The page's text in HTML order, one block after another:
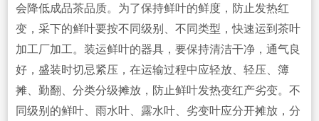
会降低成品茶品质。为了保持鲜叶的鲜度，防止发热红
变，采下的鲜叶要按不同级别、不同类型，快速运到茶叶
加工厂加工。装运鲜叶的器具，要保持清洁干净，通气良
好，盛装时切忌紧压，在运输过程中应轻放、轻压、簿
摊、勤翻、分类分级摊放，防止鲜叶发热变红产劣变。不
同级别的鲜叶、雨水叶、露水叶、劣变叶应分开摊放，分